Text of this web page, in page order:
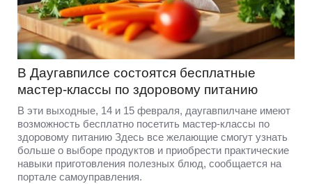
В Даугавпилсе состоятся бесплатные
мастер-классы по здоровому питанию
В эти выходные, 14 и 15 февраля, даугавпилчане имеют
возможность бесплатно посетить мастер-классы по
здоровому питанию Здесь все желающие смогут узнать
больше о выборе продуктов и приобрести практические
навыки приготовления полезных блюд, сообщается на
портале самоуправления.